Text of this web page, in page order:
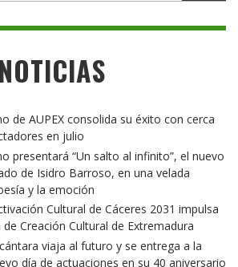
de AUPEX consolida su éxito con cerca
en julio
presentará “Un salto al infinito”, el nuevo
de Isidro Barroso, en una velada
y la emoción
Cultural de Cáceres 2031 impulsa
de Creación Cultural de Extremadura
viaja al futuro y se entrega a la
día de actuaciones en su 40 aniversario